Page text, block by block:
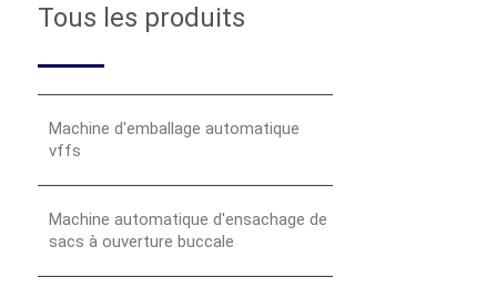
Tous les produits
Machine d'emballage automatique
vffs
Machine automatique d'ensachage de
sacs à ouverture buccale